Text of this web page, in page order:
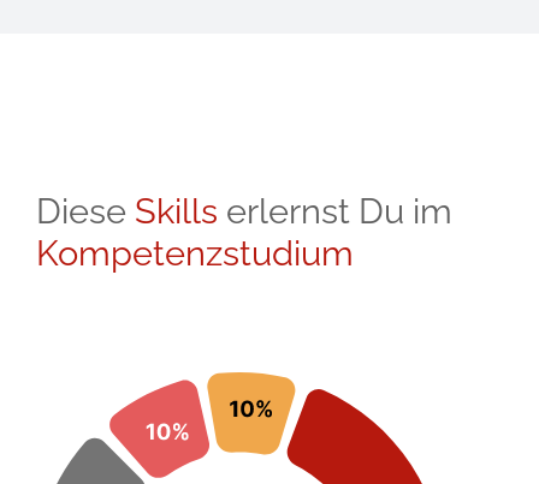
Diese Skills erlernst Du im
Kompetenzstudium